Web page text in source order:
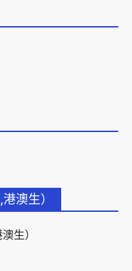
澳生）
生）